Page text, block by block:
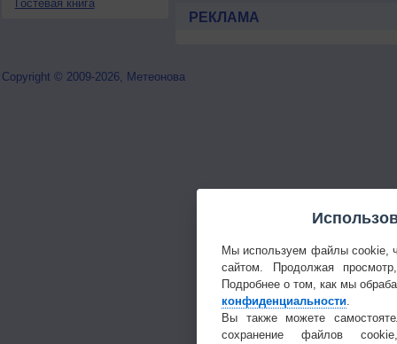
Гостевая книга
РЕКЛАМА
Copyright © 2009-2026, Метеонова
Мы используем файлы cookie,
сайтом. Продолжая
Подробнее о том, как мы
конфиденциальности
Вы также можете
сохранение файлов